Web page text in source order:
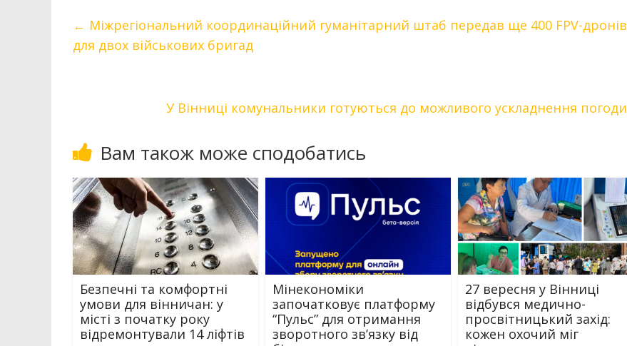
← Міжрегіональний координаційний гуманітарний штаб передав ще 400 FPV-дронів
для двох військових бригад
У Вінниці комунальники готуються до можливого ускладнення погоди
Вам також може сподобатись
Безпечні та комфортні
умови для вінничан: у
місті з початку року
відремонтували 14 ліфтів
Мінекономіки
започатковує платформу
“Пульс” для отримання
зворотного зв’язку від
27 вересня у Вінниці
відбувся медично-
просвітницький захід:
кожен охочий міг